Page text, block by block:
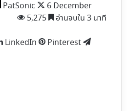
PatSonic
6 December
5,275
อ่านจบใน 3 นาที
LinkedIn
Pinterest